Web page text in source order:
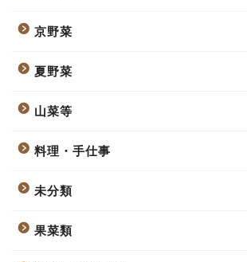
京野菜
夏野菜
山菜等
料理・手仕事
未分類
果菜類